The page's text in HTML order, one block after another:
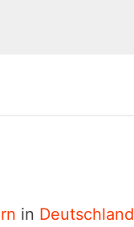
in Deutschland